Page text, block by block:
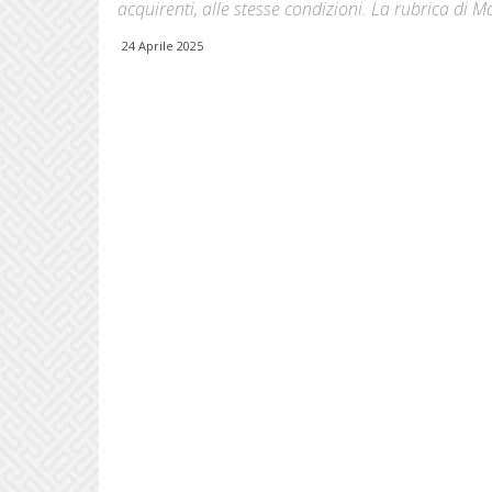
acquirenti, alle stesse condizioni. La rubrica di
24 Aprile 2025